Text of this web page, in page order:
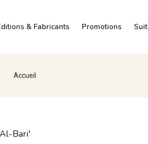
& Fabricants Promotions
Accueil
Bari'